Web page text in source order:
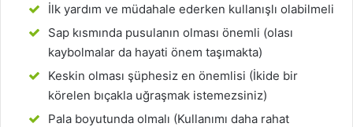
İlk yardım ve müdahale ederken kullanışlı olabilmeli
Sap kısmında pusulanın olması önemli (olası
kaybolmalar da hayati önem taşımakta)
Keskin olması şüphesiz en önemlisi (İkide bir
körelen bıçakla uğraşmak istemezsiniz)
Pala boyutunda olmalı (Kullanımı daha rahat